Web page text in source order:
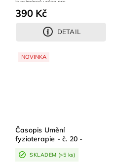
390 Kč
DETAIL
je primárně určen pro...
NOVINKA
Časopis Umění
fyzioterapie - č. 20 -
SKLADEM (>5 ks)